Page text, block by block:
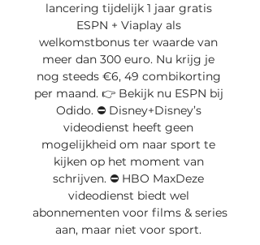
lancering tijdelijk 1 jaar gratis
ESPN + Viaplay als
welkomstbonus ter waarde van
meer dan 300 euro. Nu krijg je
nog steeds €6, 49 combikorting
per maand. 👉 Bekijk nu ESPN bij
Odido. ⛔️ Disney+Disney’s
videodienst heeft geen
mogelijkheid om naar sport te
kijken op het moment van
schrijven. ⛔️ HBO MaxDeze
videodienst biedt wel
abonnementen voor films & series
aan, maar niet voor sport.